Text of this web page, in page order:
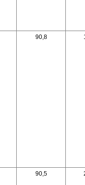
90,8
90,5